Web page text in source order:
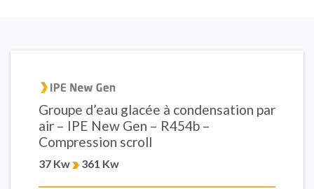
Groupe d’eau glacée à condensation par
air – IPE New Gen – R454b –
Compression scroll
37 Kw 361 Kw